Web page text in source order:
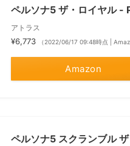
ペルソナ5 ザ・ロイヤル -
アトラス
¥6,773 （2022/06/17 09:48時点 |
Amazon
ペルソナ5 スクランブル